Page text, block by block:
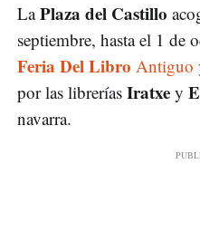
LaPlaza del Castillo
septiembre, hasta el 1 de
Feria Del Libro Antiguo
por las librerías Iratxe y
navarra.